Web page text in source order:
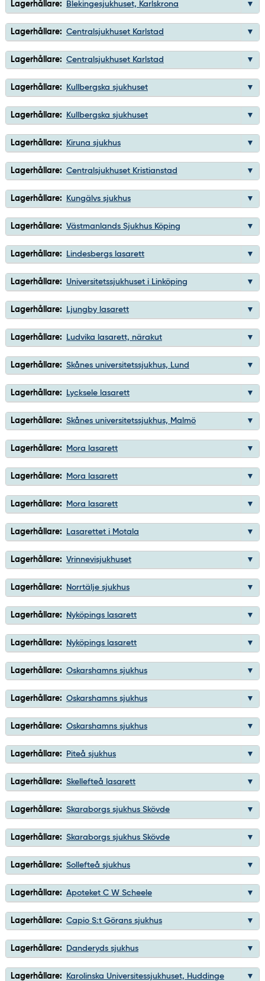
Lagerhållare: Blekingesjukhuset, Karlskrona
Lagerhållare: Centralsjukhuset Karlstad
Lagerhållare: Centralsjukhuset Karlstad
Lagerhållare: Kullbergska sjukhuset
Lagerhållare: Kullbergska sjukhuset
Lagerhållare: Kiruna sjukhus
Lagerhållare: Centralsjukhuset Kristianstad
Lagerhållare: Kungälvs sjukhus
Lagerhållare: Västmanlands Sjukhus Köping
Lagerhållare: Lindesbergs lasarett
Lagerhållare: Universitetssjukhuset i Linköping
Lagerhållare: Ljungby lasarett
Lagerhållare: Ludvika lasarett, närakut
Lagerhållare: Skånes universitetssjukhus, Lund
Lagerhållare: Lycksele lasarett
Lagerhållare: Skånes universitetssjukhus, Malmö
Lagerhållare: Mora lasarett
Lagerhållare: Mora lasarett
Lagerhållare: Mora lasarett
Lagerhållare: Lasarettet i Motala
Lagerhållare: Vrinnevisjukhuset
Lagerhållare: Norrtälje sjukhus
Lagerhållare: Nyköpings lasarett
Lagerhållare: Nyköpings lasarett
Lagerhållare: Oskarshamns sjukhus
Lagerhållare: Oskarshamns sjukhus
Lagerhållare: Oskarshamns sjukhus
Lagerhållare: Piteå sjukhus
Lagerhållare: Skellefteå lasarett
Lagerhållare: Skaraborgs sjukhus Skövde
Lagerhållare: Skaraborgs sjukhus Skövde
Lagerhållare: Sollefteå sjukhus
Lagerhållare: Apoteket C W Scheele
Lagerhållare: Capio S:t Görans sjukhus
Lagerhållare: Danderyds sjukhus
Lagerhållare: Karolinska Universitessjukhuset, Huddinge